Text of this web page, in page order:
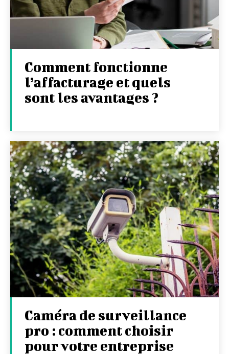
Comment fonctionne
l’affacturage et quels
sont les avantages ?
Caméra de surveillance
pro : comment choisir
pour votre entreprise